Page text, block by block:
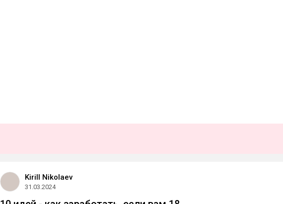
Kirill Nikolaev
31.03.2024